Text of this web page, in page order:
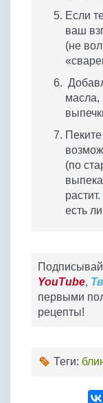
Если
ваш
(не
масла,
(по
есть
YouTube,
первыми
рецепты!
Теги: